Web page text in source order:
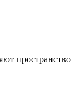
пространство